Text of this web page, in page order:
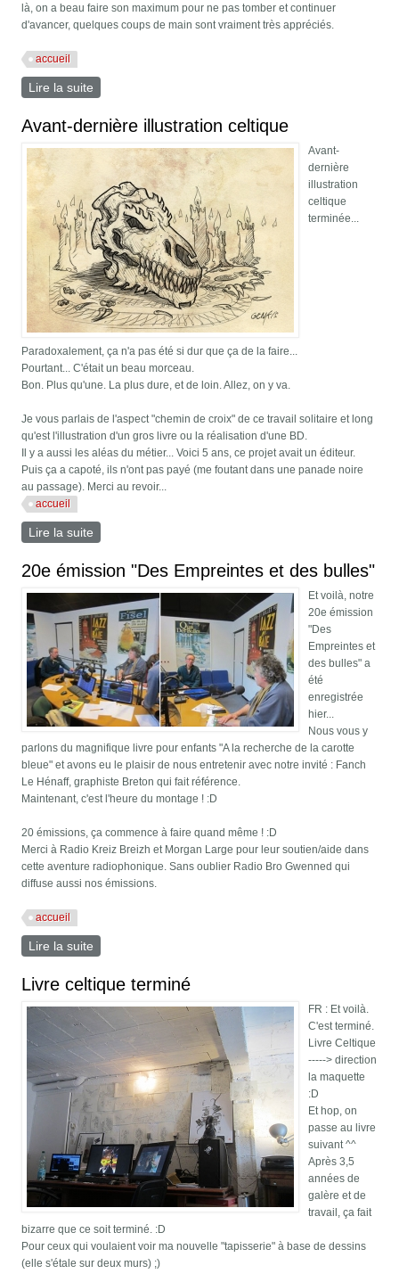
là, on a beau faire son maximum pour ne pas tomber et continuer
d'avancer, quelques coups de main sont vraiment très appréciés.
accueil
Lire la suite
Avant-dernière illustration celtique
Avant-
dernière
illustration
celtique
terminée...
Paradoxalement, ça n'a pas été si dur que ça de la faire...
Pourtant... C'était un beau morceau.
Bon. Plus qu'une. La plus dure, et de loin. Allez, on y va.
Je vous parlais de l'aspect "chemin de croix" de ce travail solitaire et long
qu'est l'illustration d'un gros livre ou la réalisation d'une BD.
Il y a aussi les aléas du métier... Voici 5 ans, ce projet avait un éditeur.
Puis ça a capoté, ils n'ont pas payé (me foutant dans une panade noire
au passage). Merci au revoir...
accueil
Lire la suite
20e émission "Des Empreintes et des bulles"
Et voilà, notre
20e émission
"Des
Empreintes et
des bulles" a
été
enregistrée
hier...
Nous vous y
parlons du magnifique livre pour enfants "A la recherche de la carotte
bleue" et avons eu le plaisir de nous entretenir avec notre invité : Fanch
Le Hénaff, graphiste Breton qui fait référence.
Maintenant, c'est l'heure du montage ! :D
20 émissions, ça commence à faire quand même ! :D
Merci à Radio Kreiz Breizh et Morgan Large pour leur soutien/aide dans
cette aventure radiophonique. Sans oublier Radio Bro Gwenned qui
diffuse aussi nos émissions.
accueil
Lire la suite
Livre celtique terminé
FR : Et voilà.
C'est terminé.
Livre Celtique
-----> direction
la maquette
:D
Et hop, on
passe au livre
suivant ^^
Après 3,5
années de
galère et de
travail, ça fait
bizarre que ce soit terminé. :D
Pour ceux qui voulaient voir ma nouvelle "tapisserie" à base de dessins
(elle s'étale sur deux murs) ;)